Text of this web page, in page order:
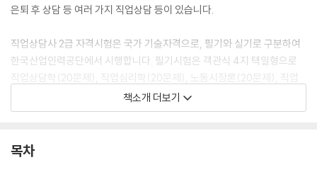
은퇴 후 상담 등 여러 가지 직업상담 등이 있습니다.
직업상담사 2급 자격시험은 국가 기술자격으로, 필기와 실기로 구분하여
한국산업인력공단에서 시행합니다. 필기시험은 객관식 4지 택일형으로
직업상담학(20문제), 직업심리학(20문제), 노동시장론(20문제), 직업
정보론(20문제), 노동관계법규(20문제)로 모두 100문제로, 시간은 150
분이 주어집니다. 합격기준은 매 과목 40점 이상으로 전체 과목 평균 60
책소개 더보기
목차